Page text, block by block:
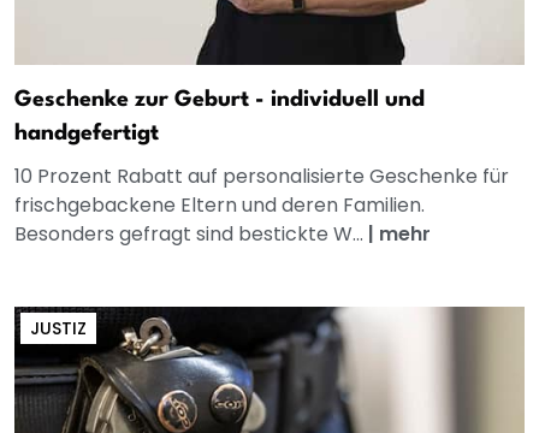
Geschenke zur Geburt - individuell und
handgefertigt
10 Prozent Rabatt auf personalisierte Geschenke für
frischgebackene Eltern und deren Familien.
Besonders gefragt sind bestickte W... | mehr
JUSTIZ